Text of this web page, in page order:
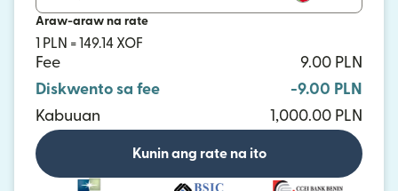
Araw-araw na rate
1 PLN = 149.14 XOF
Fee
9.00 PLN
Diskwento sa fee
-9.00 PLN
Kabuuan
1,000.00 PLN
Kunin ang rate na ito